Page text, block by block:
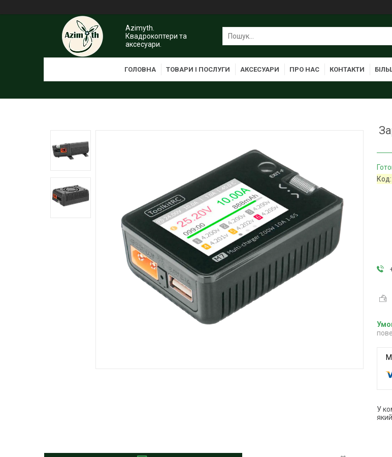
Azimyth.
Квадрокоптери та
аксесуари.
ГОЛОВНА ТОВАРИ І ПОСЛУГИ АКСЕСУАРИ ПРО НАС КОНТАКТИ
У